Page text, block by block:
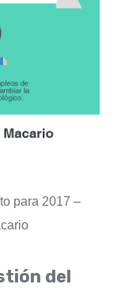
para 2017 –
del